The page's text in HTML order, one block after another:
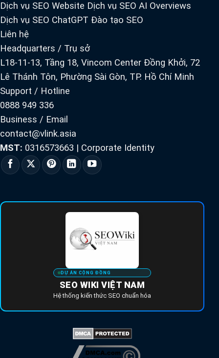
Dịch vụ SEO Website Dịch vụ SEO AI Overviews
Dịch vụ SEO ChatGPT Đào tạo SEO
Liên hệ
Headquarters / Trụ sở
L18-11-13, Tầng 18, Vincom Center Đồng Khởi, 72
Lê Thánh Tôn, Phường Sài Gòn, TP. Hồ Chí Minh
Support / Hotline
0888 949 336
Business / Email
contact@vlink.asia
MST: 0316573663 | Corporate Identity
DỰ ÁN CỘNG ĐỒNG
SEO WIKI VIỆT NAM
Hệ thống kiến thức SEO chuẩn hóa